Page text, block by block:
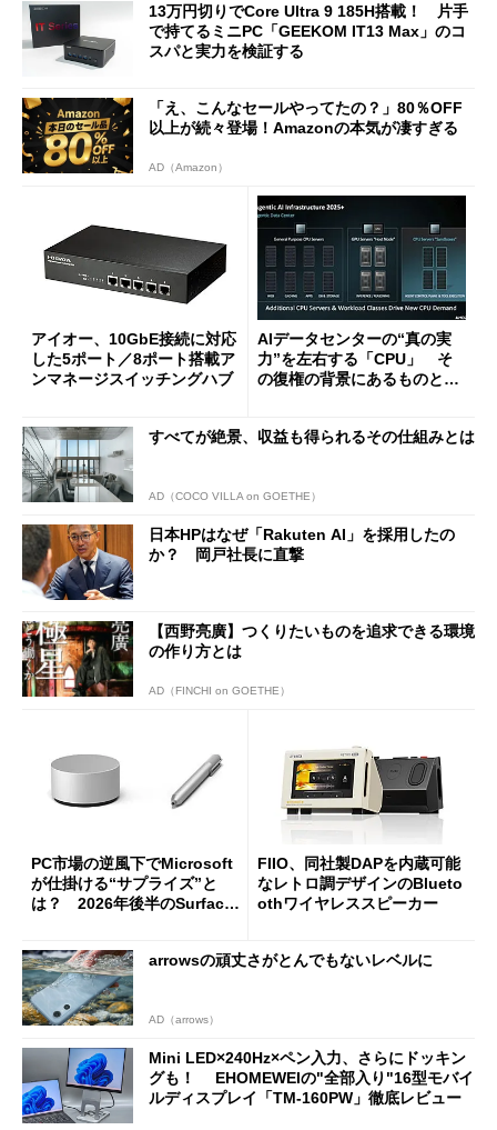
13万円切りでCore Ultra 9 185H搭載！ 片手
で持てるミニPC「GEEKOM IT13 Max」のコ
スパと実力を検証する
「え、こんなセールやってたの？」80％OFF
以上が続々登場！Amazonの本気が凄すぎる
AD（Amazon）
アイオー、10GbE接続に対応
した5ポート／8ポート搭載ア
ンマネージスイッチングハブ
AIデータセンターの“真の実
力”を左右する「CPU」 そ
の復権の背景にあるものと
すべてが絶景、収益も得られるその仕組みとは
AD（COCO VILLA on GOETHE）
日本HPはなぜ「Rakuten AI」を採用したの
か？ 岡戸社長に直撃
【西野亮廣】つくりたいものを追求できる環境
の作り方とは
AD（FINCHI on GOETHE）
PC市場の逆風下でMicrosoft
が仕掛ける“サプライズ”と
は？ 2026年後半のSurface
FIIO、同社製DAPを内蔵可能
なレトロ調デザインのBlueto
othワイヤレススピーカー
arrowsの頑丈さがとんでもないレベルに
AD（arrows）
Mini LED×240Hz×ペン入力、さらにドッキン
グも！ EHOMEWEIの"全部入り"16型モバイ
ルディスプレイ「TM-160PW」徹底レビュー